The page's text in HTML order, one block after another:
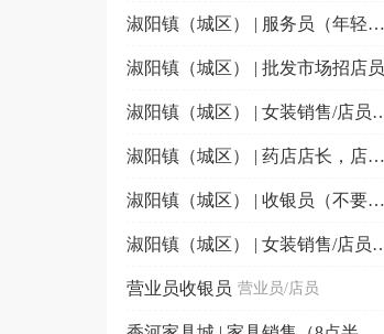
淑阳镇（城区） | 服务员（年轻漂亮活泼开朗优先）
淑阳镇（城区） | 批发市场招店员
淑阳镇（城区） | 女装销售/店
淑阳镇（城区） | 药店店长，店员/销售（有五险）要有药店工作经验的
淑阳镇（城区） | 收银员（不要短期工）
淑阳镇（城区） | 女装销售/店
营业员收银员 营业员/店员